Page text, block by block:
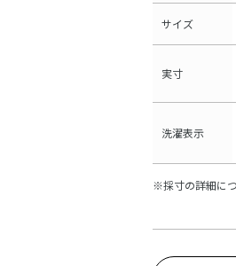
サイズ
実寸
洗濯表示
※採寸の詳細につ